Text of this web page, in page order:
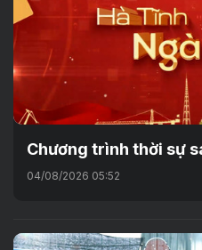
Chương trình thời sự
04/08/2026 05:52